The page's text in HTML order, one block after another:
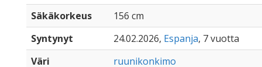
Säkäkorkeus
156 cm
Syntynyt
24.02.2026, Espanja, 7 vuotta
Väri
ruunikonkimo